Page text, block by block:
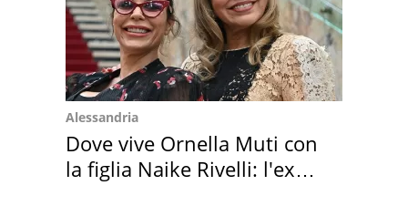
Alessandria
Dove vive Ornella Muti con
la figlia Naike Rivelli: l'ex